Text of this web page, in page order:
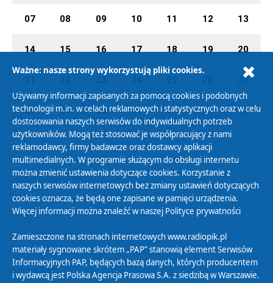
07 08 09 10 11 12 13
14 15 16 17 18 19 20
27
28 29 30 31 01 02 03
Polityka Prywatności
Zasady korzystania z Serwisu
Organizacje Pożytku Publicznego
Cyfryzacja DAB+
Polityka ochrony danych osobowych
Abonament
Ważne: nasze strony wykorzystują pliki cookies.
Używamy informacji zapisanych za pomocą cookies i podobnych
technologii m.in. w celach reklamowych i statystycznych oraz w celu
dostosowania naszych serwisów do indywidualnych potrzeb
użytkowników. Mogą też stosować je współpracujący z nami
reklamodawcy, firmy badawcze oraz dostawcy aplikacji
multimedialnych. W programie służącym do obsługi internetu
można zmienić ustawienia dotyczące cookies. Korzystanie z
naszych serwisów internetowych bez zmiany ustawień dotyczących
cookies oznacza, że będą one zapisane w pamięci urządzenia.
Więcej informacji można znaleźć w naszej Polityce prywatności
Zamieszczone na stronach internetowych www.radiopik.pl
materiały sygnowane skrótem „PAP” stanowią element Serwisów
Informacyjnych PAP, będących bazą danych, których producentem
i wydawcą jest Polska Agencja Prasowa S.A. z siedzibą w Warszawie.